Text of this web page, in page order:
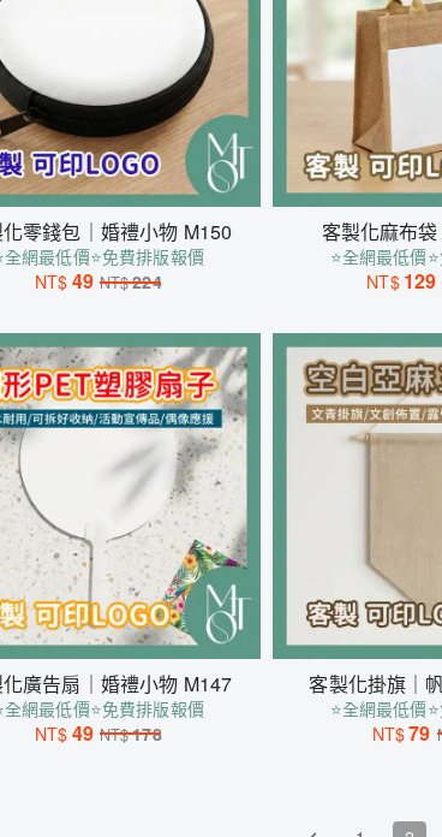
零錢包｜婚禮小物 M150
全網最低價⭐免費排版報價
NT$ 49 NT$224
客製化麻布
⭐全網最低價
NT$ 129
廣告扇｜婚禮小物 M147
全網最低價⭐免費排版報價
NT$ 49 NT$178
客製化掛旗｜
⭐全網最低價
NT$79